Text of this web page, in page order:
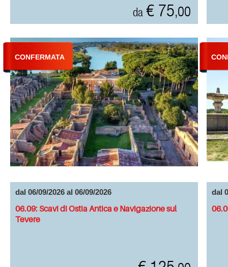
da € 75,00
dal 06/09/2026 al 06/09/2026
06.09: Scavi di Ostia Antica e Navigazione sul
Tevere
CONFERMATA
dal